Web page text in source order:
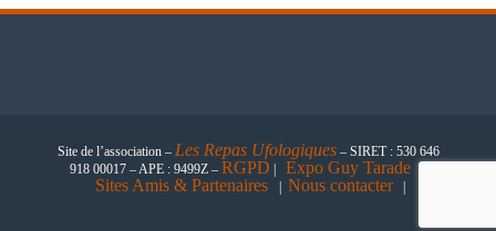
Site de l’association – Les Repas Ufologiques– SIRET : 530 646
918 00017 – APE : 9499Z – RGPD Expo Guy Tarade
Sites Amis & Partenaires Nous contacter|